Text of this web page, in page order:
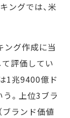
ングでは、米
グ作成に当
評価してい
1兆9400億ド
。上位3ブラ
ブランド価値